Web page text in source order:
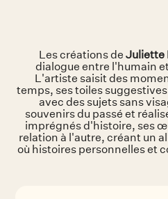
Les créations deJuliette
dialogue entre l'humain
L'artiste saisit des
temps, ses toiles
avec des sujets sans
souvenirs du passé et
imprégnés d'histoire, ses
relation à l'autre, créant un
où histoires personnelles et